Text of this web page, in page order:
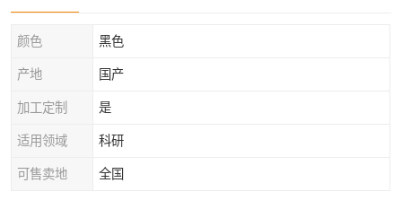
颜色 黑色
产地 国产
加工定制 是
适用领域 科研
可售卖地 全国